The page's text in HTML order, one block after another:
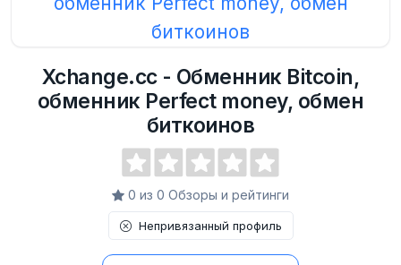
Xchange.cc - Обменник Bitcoin,
обменник Perfect money, обмен
биткоинов
0 из 0 Обзоры и рейтинги
Непривязанный профиль